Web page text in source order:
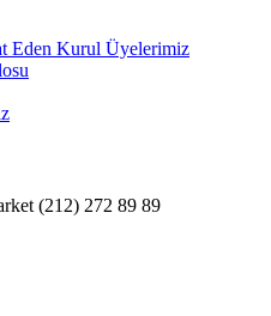
Eden Kurul Üyelerimiz
(212) 272 89 89